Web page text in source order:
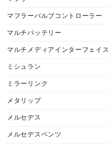
マフラーバルブコントローラー
マルチバッテリー
マルチメディアインターフェイス
ミシュラン
ミラーリンク
メタリップ
メルセデス
メルセデスベンツ